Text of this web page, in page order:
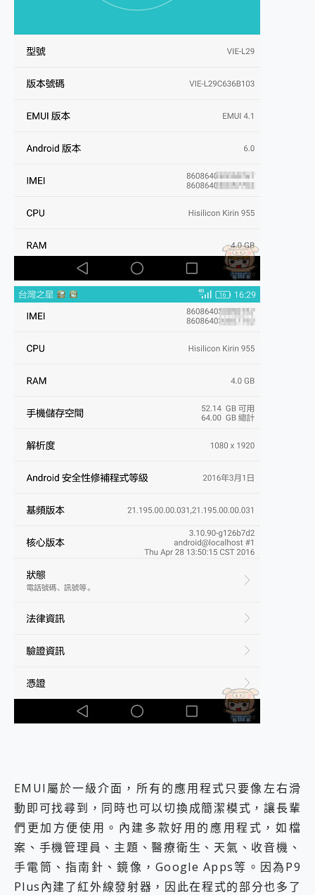
EMUI屬於一級介面，所有的應用程式只要像左右滑
動即可找尋到，同時也可以切換成簡潔模式，讓長輩
們更加方便使用。內建多款好用的應用程式，如檔
案、手機管理員、主題、醫療衛生、天氣、收音機、
手電筒、指南針、鏡像，Google Apps等。因為P9
Plus內建了紅外線發射器，因此在程式的部分也多了